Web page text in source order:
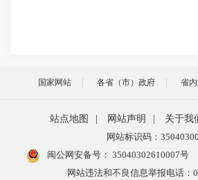
国家网站 各省（市）政府 省
站点地图 网站声明 关于我
网站标识码：
闽公网安备号： 35040302610007号
网站违法和不良信息举报电话：